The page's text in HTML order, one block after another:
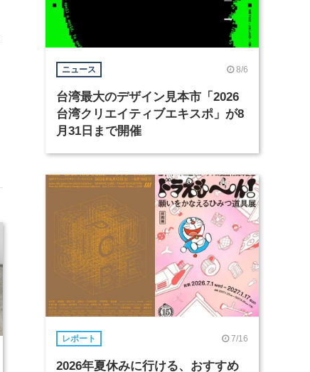
ニュース 8/6
台湾最大のデザイン見本市「2026
台湾クリエイティブエキスポ」が8
月31日まで開催
レポート 7/16
2026年夏休みに行ける、おすすめ